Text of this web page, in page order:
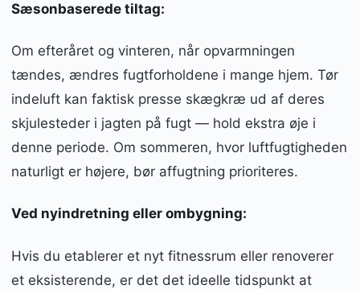
Sæsonbaserede tiltag:
Om efteråret og vinteren, når opvarmningen
tændes, ændres fugtforholdene i mange hjem. Tør
indeluft kan faktisk presse skægkræ ud af deres
skjulesteder i jagten på fugt — hold ekstra øje i
denne periode. Om sommeren, hvor luftfugtigheden
naturligt er højere, bør affugtning prioriteres.
Ved nyindretning eller ombygning:
Hvis du etablerer et nyt fitnessrum eller renoverer
et eksisterende, er det det ideelle tidspunkt at